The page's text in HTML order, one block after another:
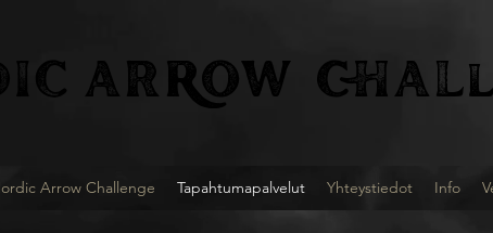
ARROW
Arrow Challenge Tapahtumapalvelut Yhteystiedot Info